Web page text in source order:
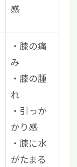
感
膝の痛
み
膝の腫
れ
引っか
かり感
膝に水
がたまる